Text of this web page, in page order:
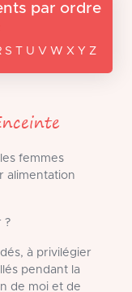
par ordre
S T U V W X Y Z
femmes
alimentation
?
à privilégier
pendant la
de moi et de